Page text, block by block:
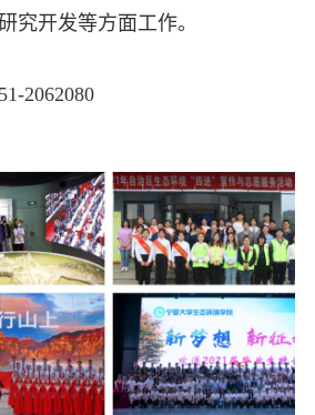
究开发等方面工作。
2062080